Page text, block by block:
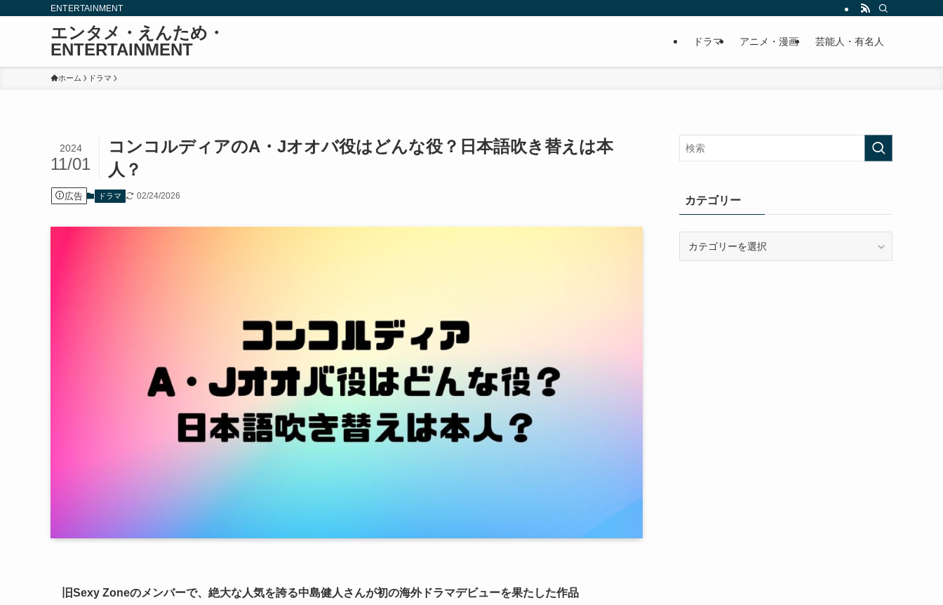
ENTERTAINMENT
エンタメ・えんため・
ENTERTAINMENT
ドラマ アニメ・漫画 芸能人・有名人
ホーム ドラマ
コンコルディアのA・Jオオバ役はどんな役？日本語吹き替えは本
人？
2024
11/01
広告 ドラマ 02/24/2026
旧Sexy Zoneのメンバーで、絶大な人気を誇る中島健人さんが初の海外ドラマデビューを果たした作品
カテゴリー